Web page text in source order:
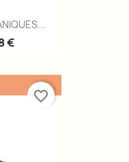
€
favorite_border